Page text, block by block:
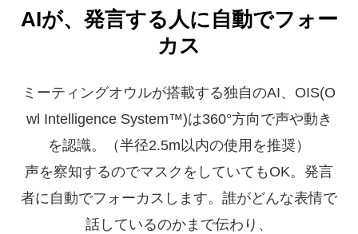
AIが、発言する人に自動でフォー
カス
ミーティングオウルが搭載する独自のAI、OIS(O
wl Intelligence System™)は360°方向で声や動き
を認識。（半径2.5m以内の使用を推奨）
声を察知するのでマスクをしていてもOK。発言
者に自動でフォーカスします。誰がどんな表情で
話しているのかまで伝わり、